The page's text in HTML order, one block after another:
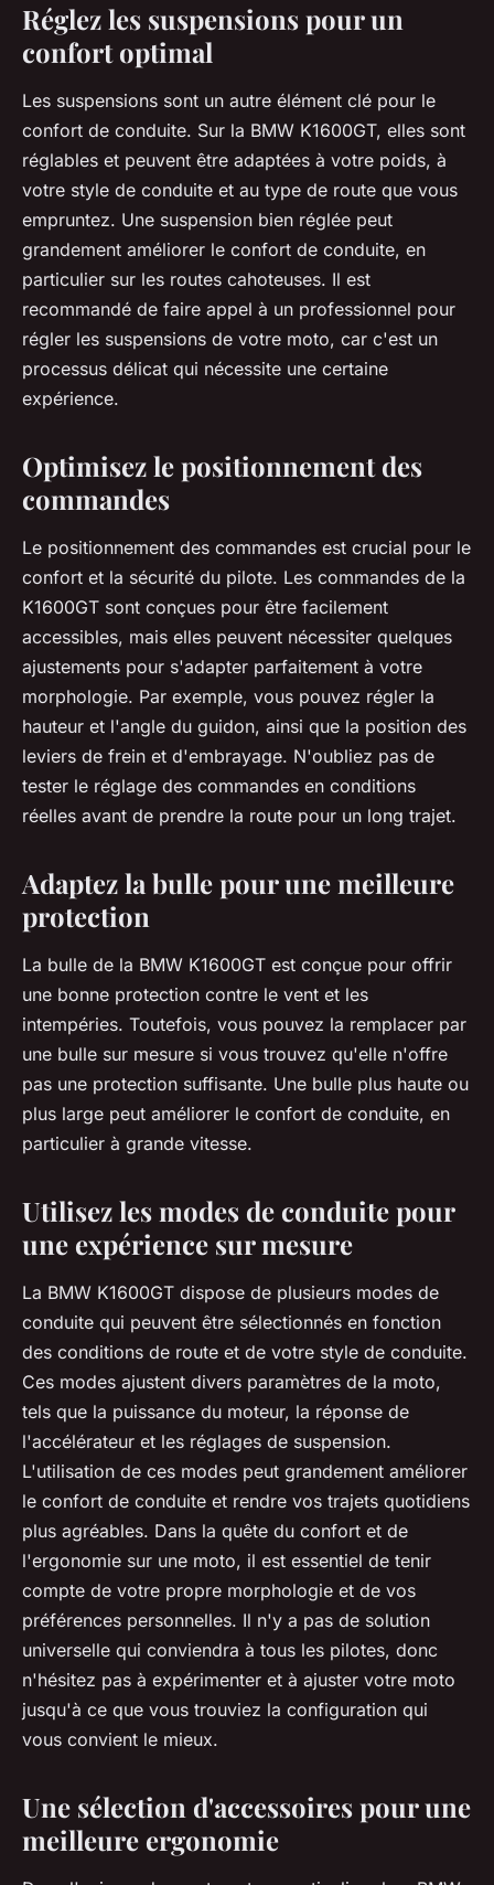
Réglez les suspensions pour un
confort optimal
Les suspensions sont un autre élément clé pour le
confort de conduite. Sur la BMW K1600GT, elles sont
réglables et peuvent être adaptées à votre poids, à
votre style de conduite et au type de route que vous
empruntez. Une suspension bien réglée peut
grandement améliorer le confort de conduite, en
particulier sur les routes cahoteuses. Il est
recommandé de faire appel à un professionnel pour
régler les suspensions de votre moto, car c'est un
processus délicat qui nécessite une certaine
expérience.
Optimisez le positionnement des
commandes
Le positionnement des commandes est crucial pour le
confort et la sécurité du pilote. Les commandes de la
K1600GT sont conçues pour être facilement
accessibles, mais elles peuvent nécessiter quelques
ajustements pour s'adapter parfaitement à votre
morphologie. Par exemple, vous pouvez régler la
hauteur et l'angle du guidon, ainsi que la position des
leviers de frein et d'embrayage. N'oubliez pas de
tester le réglage des commandes en conditions
réelles avant de prendre la route pour un long trajet.
Adaptez la bulle pour une meilleure
protection
La bulle de la BMW K1600GT est conçue pour offrir
une bonne protection contre le vent et les
intempéries. Toutefois, vous pouvez la remplacer par
une bulle sur mesure si vous trouvez qu'elle n'offre
pas une protection suffisante. Une bulle plus haute ou
plus large peut améliorer le confort de conduite, en
particulier à grande vitesse.
Utilisez les modes de conduite pour
une expérience sur mesure
La BMW K1600GT dispose de plusieurs modes de
conduite qui peuvent être sélectionnés en fonction
des conditions de route et de votre style de conduite.
Ces modes ajustent divers paramètres de la moto,
tels que la puissance du moteur, la réponse de
l'accélérateur et les réglages de suspension.
L'utilisation de ces modes peut grandement améliorer
le confort de conduite et rendre vos trajets quotidiens
plus agréables. Dans la quête du confort et de
l'ergonomie sur une moto, il est essentiel de tenir
compte de votre propre morphologie et de vos
préférences personnelles. Il n'y a pas de solution
universelle qui conviendra à tous les pilotes, donc
n'hésitez pas à expérimenter et à ajuster votre moto
jusqu'à ce que vous trouviez la configuration qui
vous convient le mieux.
Une sélection d'accessoires pour une
meilleure ergonomie